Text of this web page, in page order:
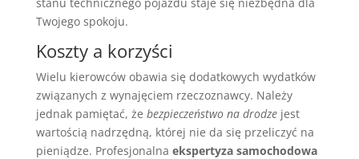
Twojego spokoju.
Koszty a korzyści
Wielu kierowców obawia się dodatkowych wydatków
związanych z wynajęciem rzeczoznawcy. Należy
jednak pamiętać, że bezpieczeństwo na drodzejest
wartością nadrzędną, której nie da się przeliczyć na
pieniądze. Profesjonalna ekspertyza samochodowa